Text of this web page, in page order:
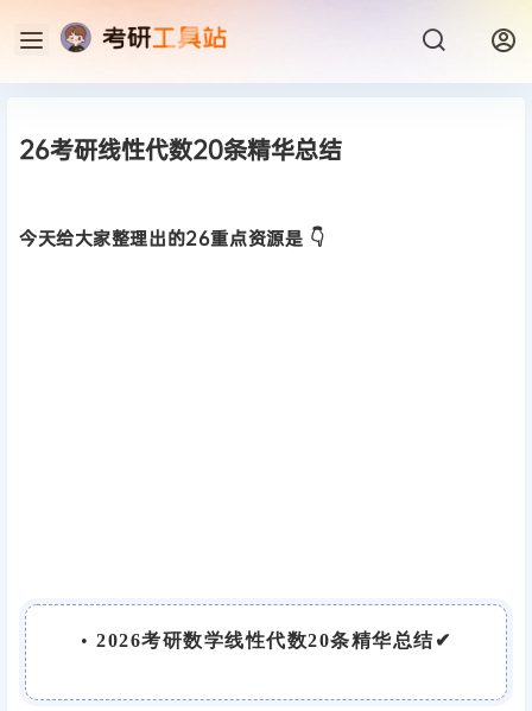
26考研线性代数20条精华总结
今天给大家整理出的26重点资源是 👇
• 2026考研数学线性代数20条精华总结✔